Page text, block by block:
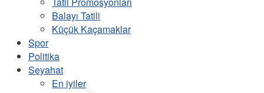
Balayı Tatili
Küçük Kaçamaklar
Spor
Politika
Seyahat
En iyiler